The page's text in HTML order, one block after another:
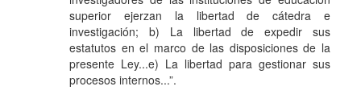
superior ejerzan la libertad de cátedra e
investigación; b) La libertad de expedir sus
estatutos en el marco de las disposiciones de la
presente Ley...e) La libertad para gestionar sus
procesos internos...”.